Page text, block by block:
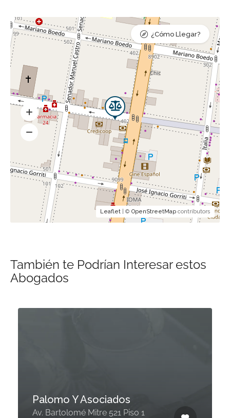
Leaflet | © OpenStreetMap contributors
¿Cómo Llegar?
También te Podrían Interesar estos
Abogados
Palomo Y Asociados
Av. Bartolomé Mitre 521 Piso 1